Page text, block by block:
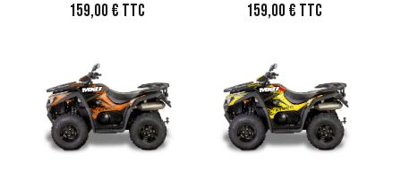
159,00€ TTC 159,00€ TTC